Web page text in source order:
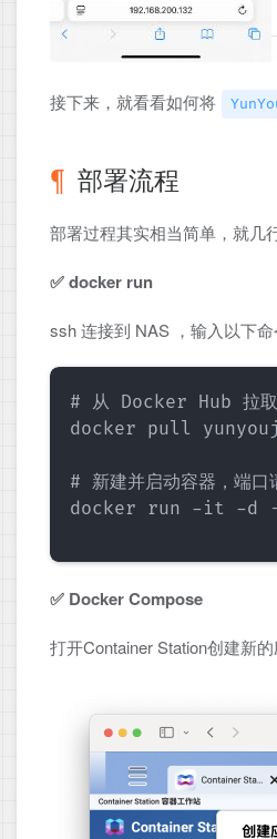
接下来，就看看如何将
部署流程
部署过程其实相当简单，就几
✅ docker run
ssh 连接到 NAS ，输入以下命
# 从 Docker Hub 拉取
docker pull
# 新建并启动容器，端口
docker run -it -d --
✅ Docker Compose
打开Container Station创建新